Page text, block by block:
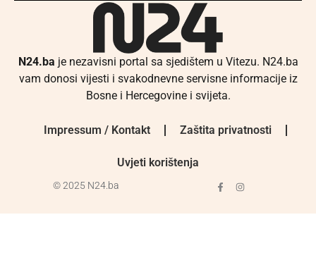
N24.ba je nezavisni portal sa sjedištem u Vitezu. N24.ba
vam donosi vijesti i svakodnevne servisne informacije iz
Bosne i Hercegovine i svijeta.
Impressum / Kontakt Zaštita privatnosti
Uvjeti korištenja
© 2025 N24.ba